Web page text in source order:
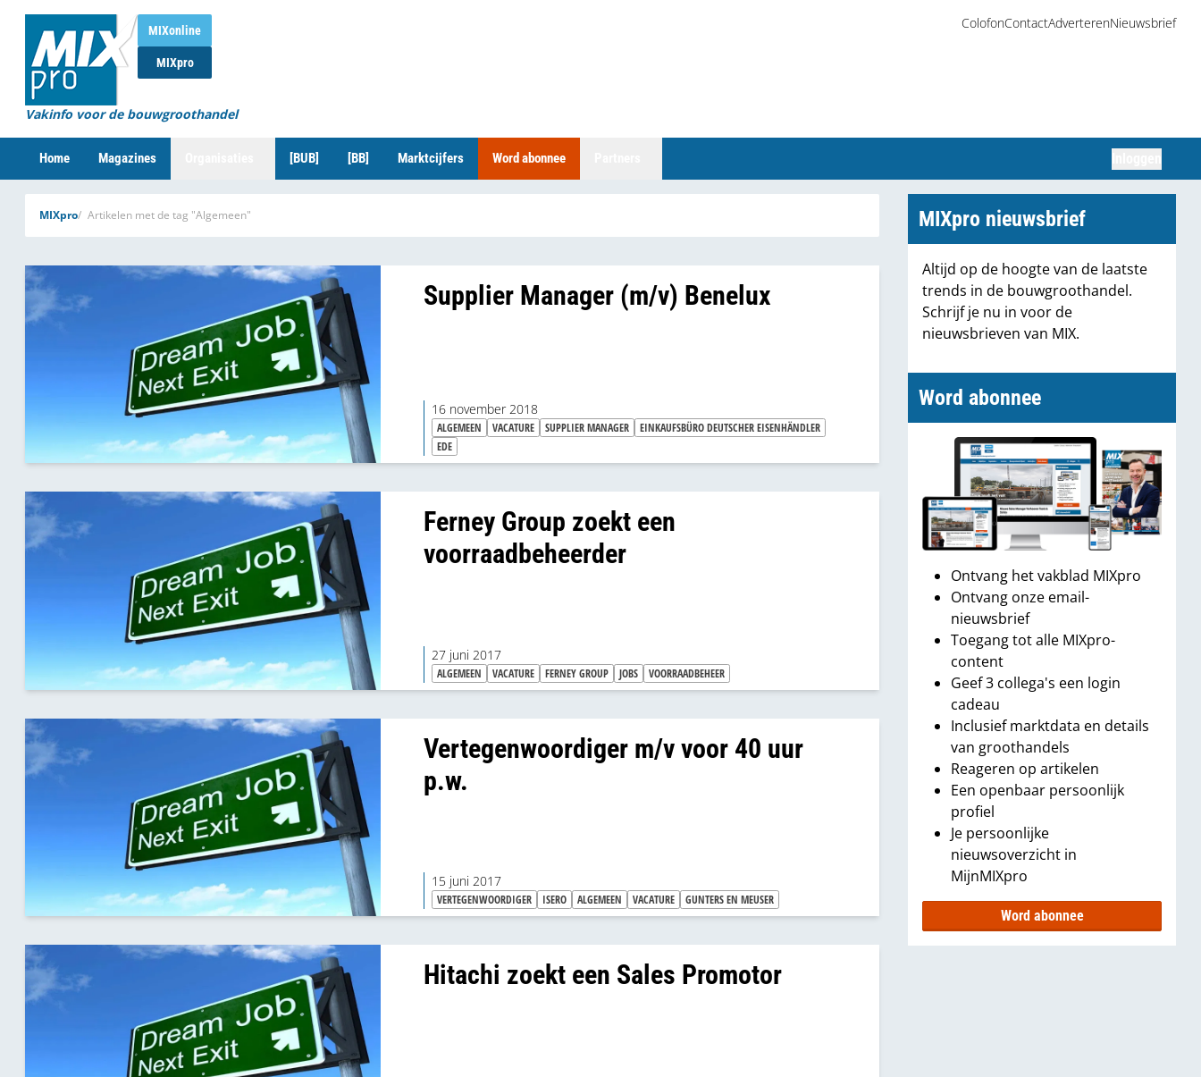
MIXonline
MIXpro
Vakinfo voor de bouwgroothandel
ColofonContactAdverterenNieuwsbrief
Home Magazines [BUB] [BB] Marktcijfers Word abonnee
MIXpro Artikelen met de tag "Algemeen"
Supplier Manager (m/v) Benelux
16 november 2018
ALGEMEEN VACATURE SUPPLIER MANAGER
EINKAUFSBÜRO DEUTSCHER EISENHÄNDLER
EDE
Ferney Group zoekt een
voorraadbeheerder
27 juni 2017
ALGEMEEN VACATURE FERNEY GROUP JOBS VOORRAADBEHEER
Vertegenwoordiger m/v voor 40 uur
p.w.
15 juni 2017
VERTEGENWOORDIGER ISERO ALGEMEEN VACATURE GUNTERS EN MEUSER
Hitachi zoekt een Sales Promotor
MIXpro nieuwsbrief
Altijd op de hoogte van de laatste
trends in de bouwgroothandel.
Schrijf je nu in voor de
nieuwsbrieven van MIX.
Word abonnee
Ontvang het vakblad MIXpro
Ontvang onze email-
nieuwsbrief
Toegang tot alle MIXpro-
content
Geef 3 collega's een login
cadeau
Inclusief marktdata en details
van groothandels
Reageren op artikelen
Een openbaar persoonlijk
profiel
Je persoonlijke
nieuwsoverzicht in
MijnMIXpro
Word abonnee